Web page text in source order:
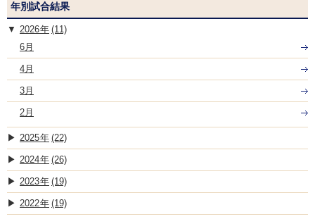
年別試合結果
2026
(11)
6月
4月
3月
2月
2025 (22)
2024 (26)
2023 (19)
2022 (19)